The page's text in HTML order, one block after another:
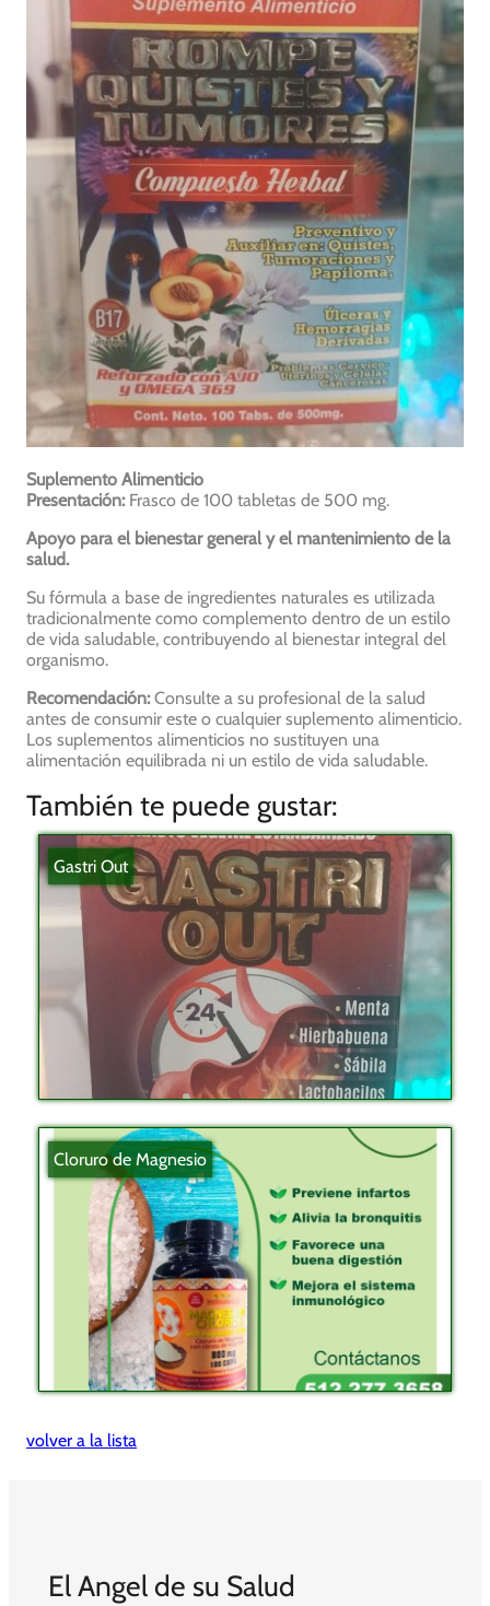
Suplemento Alimenticio
Presentación:Frasco de 100 tabletas de 500 mg.
Apoyo para el bienestar general y el mantenimiento de la
salud.
Su fórmula a base de ingredientes naturales es utilizada
tradicionalmente como complemento dentro de un estilo
de vida saludable, contribuyendo al bienestar integral del
organismo.
Recomendación:Consulte a su profesional de la salud
antes de consumir este o cualquier suplemento alimenticio.
Los suplementos alimenticios no sustituyen una
alimentación equilibrada ni un estilo de vida saludable.
También te puede gustar:
Gastri Out
Cloruro de Magnesio
volver a la lista
El Angel de su Salud